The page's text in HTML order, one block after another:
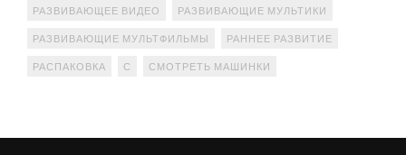
РАЗВИВАЮЩЕЕ ВИДЕО РАЗВИВАЮЩИЕ МУЛЬТИКИ
РАЗВИВАЮЩИЕ МУЛЬТФИЛЬМЫ РАННЕЕ РАЗВИТИЕ
РАСПАКОВКА С СМОТРЕТЬ МАШИНКИ